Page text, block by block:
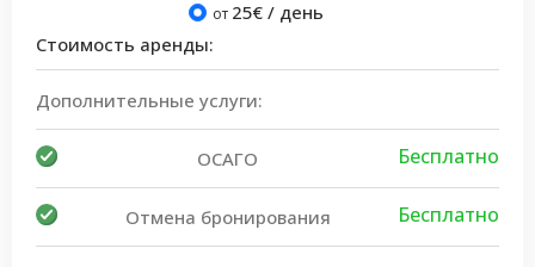
от 25€ / день
Стоимость аренды:
Дополнительные услуги:
ОСАГО Бесплатно
Отмена бронирования Бесплатно